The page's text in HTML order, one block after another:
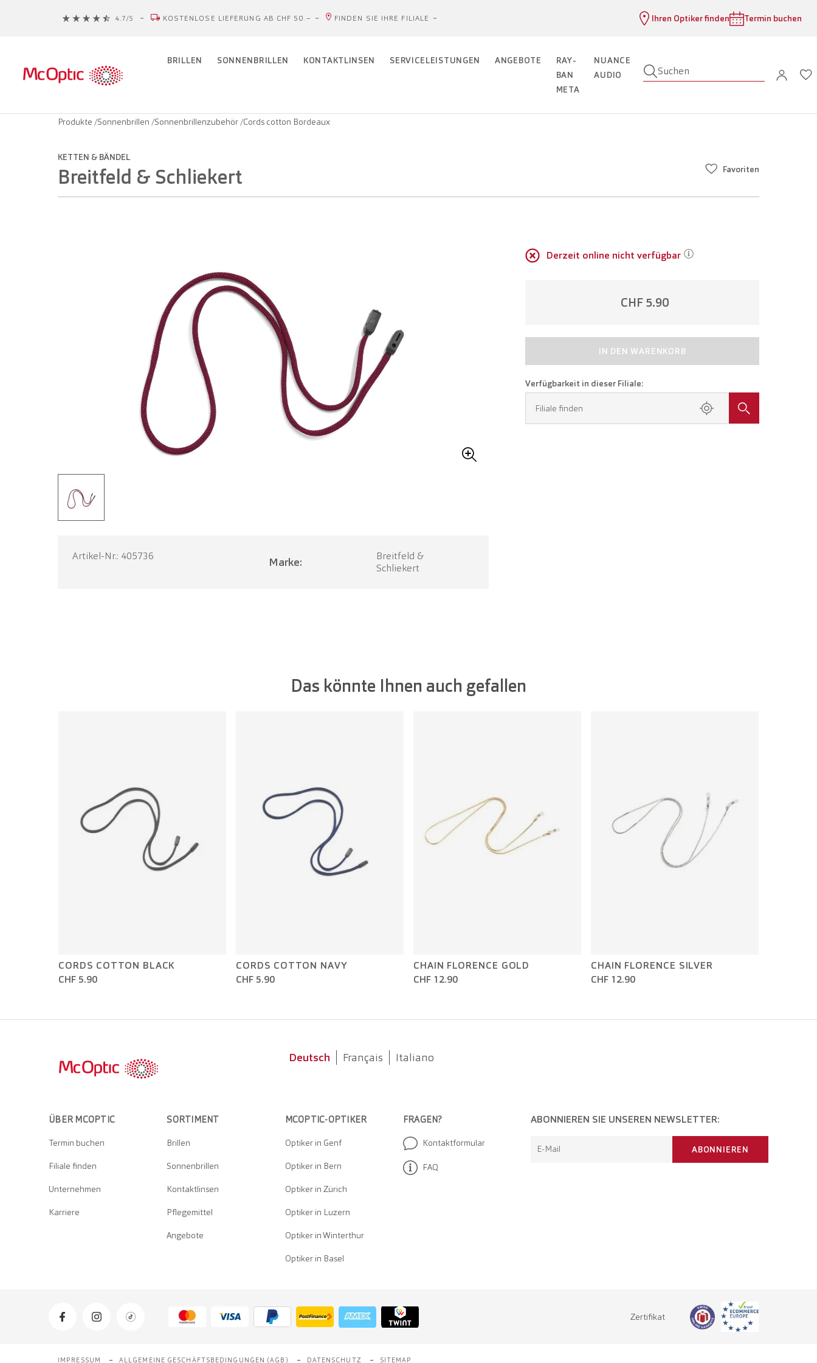
KOSTENLOSE LIEFERUNG AB CHF 50.– FINDEN SIE IHRE FILIALE Ihren Optiker finden Termin buchen
BRILLEN SONNENBRILLEN KONTAKTLINSEN SERVICELEISTUNGEN ANGEBOTE
RAY-
BAN
META
NUANCE
AUDIO
Suchen
Produkte /Sonnenbrillen /Sonnenbrillenzubehör/Cords cotton Bordeaux
KETTEN & BÄNDEL
Breitfeld & Schliekert Favoriten
Derzeit online nicht verfügbar
CHF 5.90
IN DEN WARENKORB
Verfügbarkeit in dieser Filiale:
Filiale finden
Artikel-Nr.: 405736 Marke:
Breitfeld &
Schliekert
Das könnte Ihnen auch gefallen
CORDS COTTON BLACK
CHF 5.90
CORDS COTTON NAVY
CHF 5.90
CHAIN FLORENCE GOLD
CHF 12.90
CHAIN FLORENCE SILVER
CHF 12.90
Deutsch Français Italiano
ÜBER MCOPTIC
Termin buchen
Filiale finden
Unternehmen
Karriere
SORTIMENT
Brillen
Sonnenbrillen
Kontaktlinsen
Pflegemittel
Angebote
MCOPTIC-OPTIKER
Optiker in Genf
Optiker in Bern
Optiker in Zürich
Optiker in Luzern
Optiker in Winterthur
Optiker in Basel
FRAGEN?
Kontaktformular
FAQ
ABONNIEREN SIE UNSEREN NEWSLETTER:
E-Mail ABONNIEREN
Zertifikat
IMPRESSUM ALLGEMEINE GESCHÄFTSBEDINGUNGEN (AGB) DATENSCHUTZ SITEMAP